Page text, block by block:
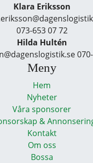
Klara Eriksson
073-653 07 72
Hilda Hultén
Meny
Hem
Nyheter
Våra sponsorer
&
Kontakt
Om oss
Bossa